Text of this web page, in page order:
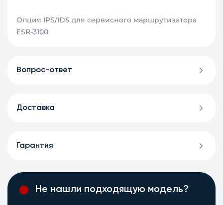
Опция IPS/IDS для сервисного маршрутизатора
ESR-3100
Вопрос-ответ
Доставка
Гарантия
Не нашли подходящую модель?